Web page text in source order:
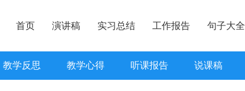
首页 演讲稿 实习总结 工作报告 句子大全
教学反思 教学心得 听课报告 说课稿